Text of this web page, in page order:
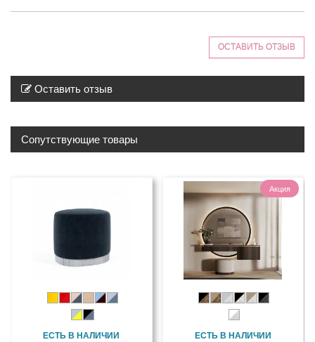
ОСТАВИТЬ ОТЗЫВ
Оставить отзыв
Сопутствующие товары
ЕСТЬ В НАЛИЧИИ
Акция
ЕСТЬ В НАЛИЧИИ